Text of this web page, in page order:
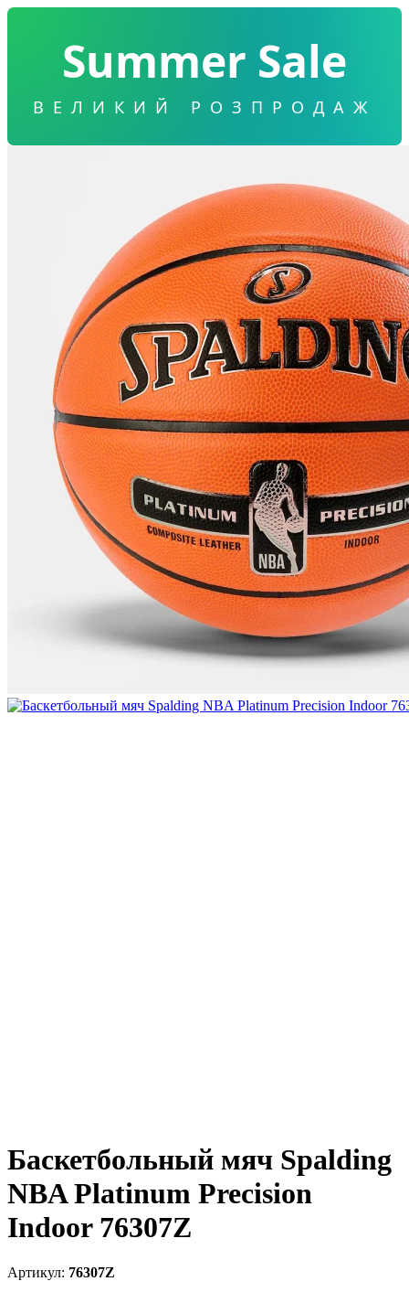
Summer Sale
ВЕЛИКИЙ РОЗПРОДАЖ
Баскетбольный мяч Spalding
NBA Platinum Precision
Indoor 76307Z
76307Z